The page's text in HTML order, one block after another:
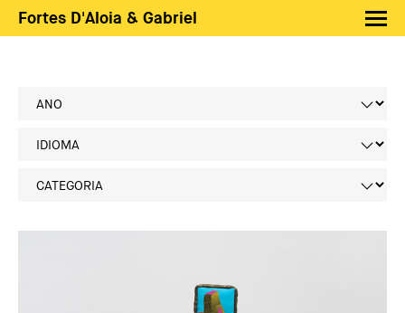
Fortes D'Aloia & Gabriel
Shop FDAG